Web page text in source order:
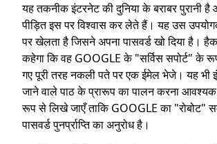
यह तकनीक इंटरनेट की दुनिया के बराबर पुरानी
पीड़ित इस पर विश्वास कर लेते हैं। यह उस
पर खेलता है जिसने अपना पासवर्ड खो दिया है।
कहेगा कि वह GOOGLE के "सर्विस सपोर्ट" के
गए पूरी तरह नकली पते पर एक ईमेल भेजे। यह भी
जाने वाले पाठ के प्रारूप का पालन करना
रूप से लिखे जाएँ ताकि GOOGLE का "रोबोट"
पासवर्ड पुनर्प्राप्ति का अनुरोध है।